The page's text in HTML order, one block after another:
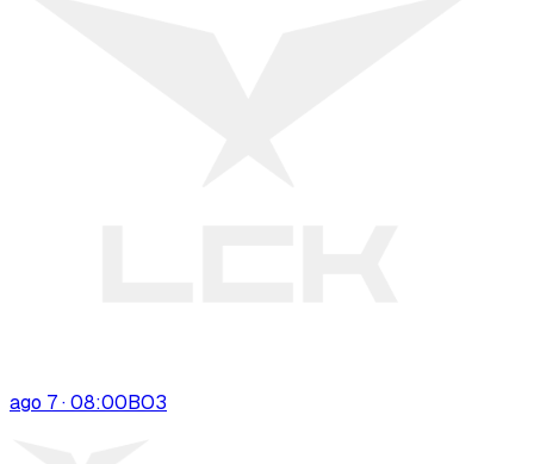
ago 7 · 08:00BO3